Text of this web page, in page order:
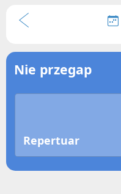
Nie przegap
Repertuar